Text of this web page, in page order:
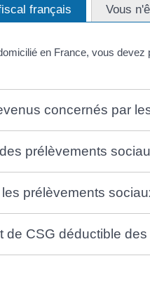
français Vous
en France, vous
concernés par
prélèvements
prélèvements
de CSG déductible